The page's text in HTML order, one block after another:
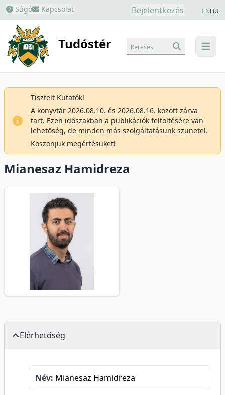
Súgó Kapcsolat Bejelentkezés ENHU
Tudóstér menu
Keresés
Tisztelt Kutatók!
A könyvtár 2026.08.10. és 2026.08.16. között zárva
tart. Ezen időszakban a publikációk feltöltésére van
lehetőség, de minden más szolgáltatásunk szünetel.
Köszönjük megértésüket!
Mianesaz Hamidreza
Elérhetőség
Név: Mianesaz Hamidreza